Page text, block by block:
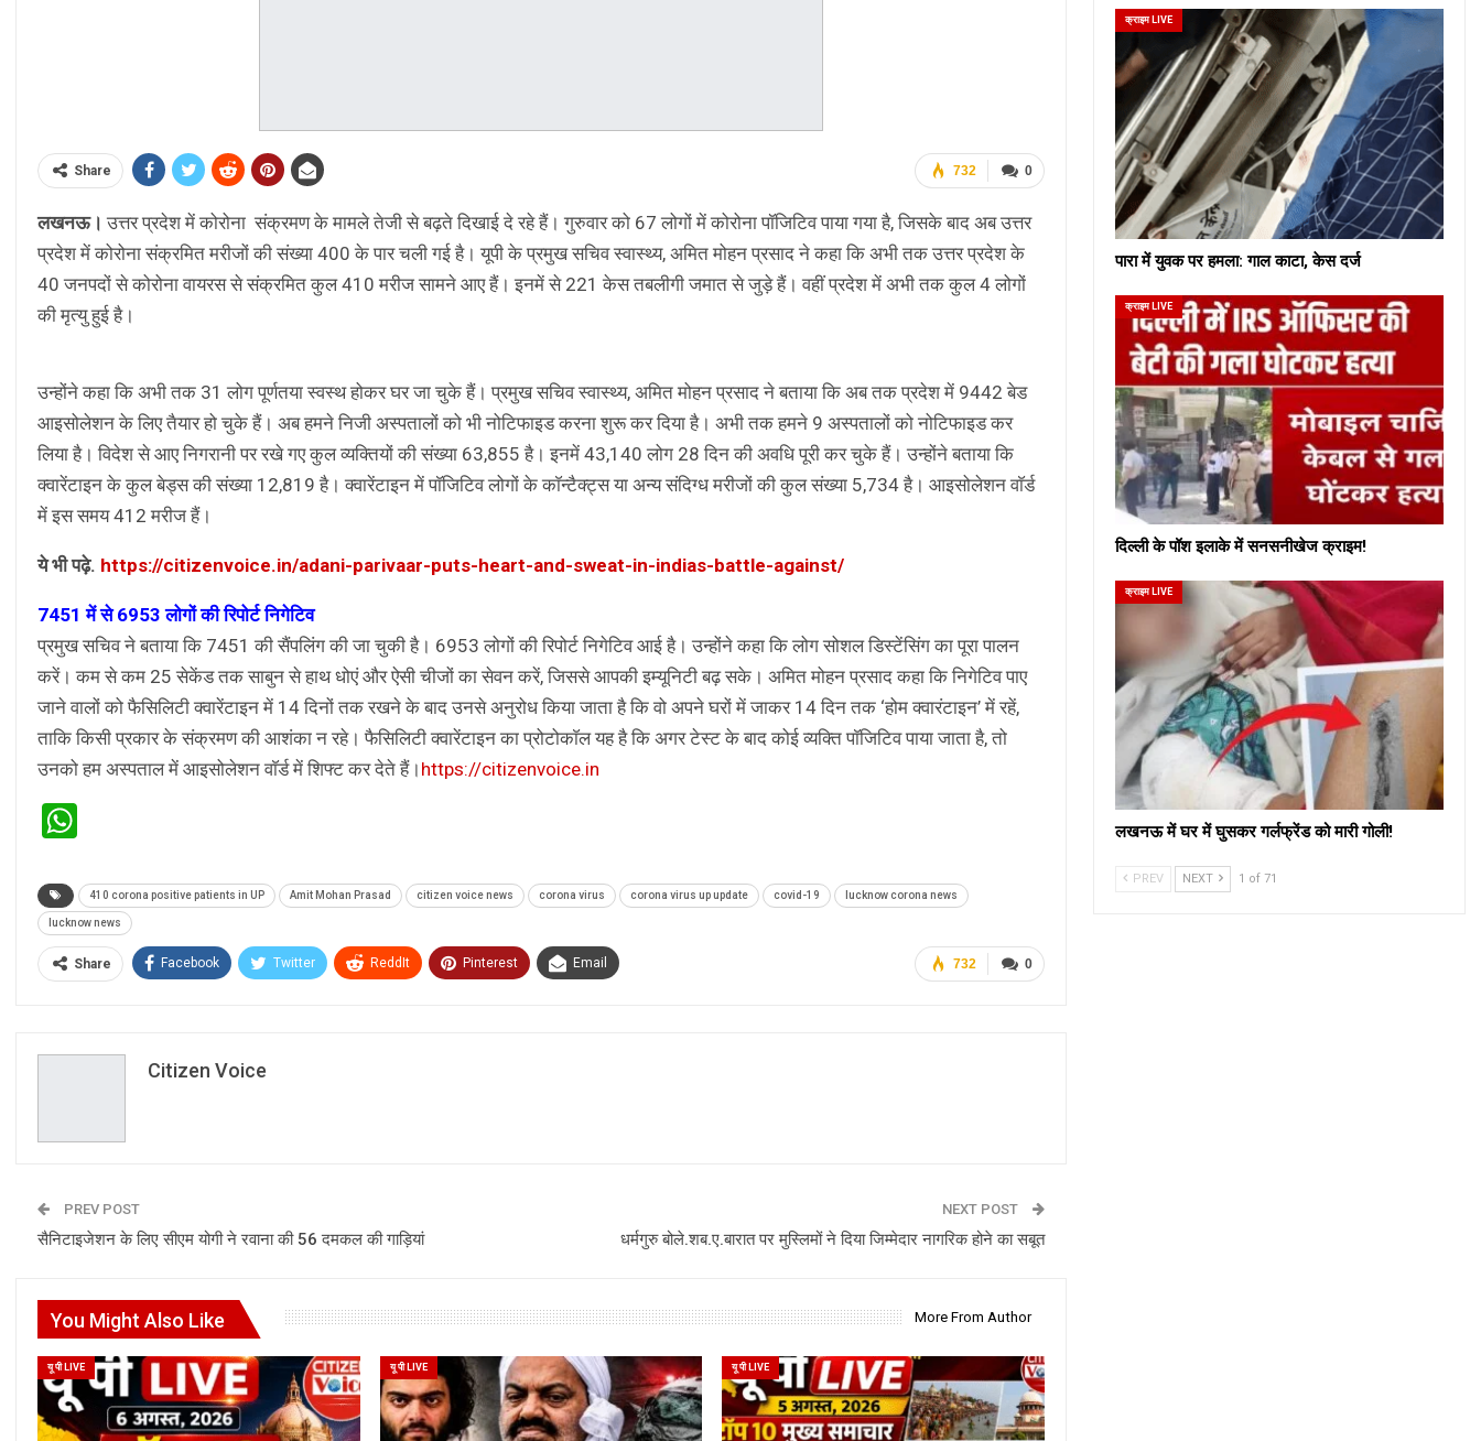
0
732
Share
लखनऊ। उत्तर प्रदेश में कोरोना संक्रमण के मामले तेजी से बढ़ते दिखाई दे रहे हैं। गुरुवार को 67 लोगों में कोरोना पॉजिटिव पाया गया है, जिसके बाद अब उत्तर
प्रदेश में कोरोना संक्रमित मरीजों की संख्या 400 के पार चली गई है। यूपी के प्रमुख सचिव स्वास्थ्य, अमित मोहन प्रसाद ने कहा कि अभी तक उत्तर प्रदेश के
40 जनपदों से कोरोना वायरस से संक्रमित कुल 410 मरीज सामने आए हैं। इनमें से 221 केस तबलीगी जमात से जुड़े हैं। वहीं प्रदेश में अभी तक कुल 4 लोगों
की मृत्यु हुई है।
उन्होंने कहा कि अभी तक 31 लोग पूर्णतया स्वस्थ होकर घर जा चुके हैं। प्रमुख सचिव स्वास्थ्य, अमित मोहन प्रसाद ने बताया कि अब तक प्रदेश में 9442 बेड
आइसोलेशन के लिए तैयार हो चुके हैं। अब हमने निजी अस्पतालों को भी नोटिफाइड करना शुरू कर दिया है। अभी तक हमने 9 अस्पतालों को नोटिफाइड कर
लिया है। विदेश से आए निगरानी पर रखे गए कुल व्यक्तियों की संख्या 63,855 है। इनमें 43,140 लोग 28 दिन की अवधि पूरी कर चुके हैं। उन्होंने बताया कि
क्वारेंटाइन के कुल बेड्स की संख्या 12,819 है। क्वारेंटाइन में पाॅजिटिव लोगों के काॅन्टैक्ट्स या अन्य संदिग्ध मरीजों की कुल संख्या 5,734 है। आइसोलेशन वाॅर्ड
में इस समय 412 मरीज हैं।
ये भी पढ़े. https://citizenvoice.in/adani-parivaar-puts-heart-and-sweat-in-indias-battle-against/
7451 में से 6953 लोगों की रिपोर्ट निगेटिव
प्रमुख सचिव ने बताया कि 7451 की सैंपलिंग की जा चुकी है। 6953 लोगों की रिपोर्ट निगेटिव आई है। उन्होंने कहा कि लोग सोशल डिस्टेंसिंग का पूरा पालन
करें। कम से कम 25 सेकेंड तक साबुन से हाथ धोएं और ऐसी चीजों का सेवन करें, जिससे आपकी इम्यूनिटी बढ़ सके। अमित मोहन प्रसाद कहा कि निगेटिव पाए
जाने वालों को फैसिलिटी क्वारेंटाइन में 14 दिनों तक रखने के बाद उनसे अनुरोध किया जाता है कि वो अपने घरों में जाकर 14 दिन तक ‘होम क्वारंटाइन’ में रहें,
ताकि किसी प्रकार के संक्रमण की आशंका न रहे। फैसिलिटी क्वारेंटाइन का प्रोटोकाॅल यह है कि अगर टेस्ट के बाद कोई व्यक्ति पाॅजिटिव पाया जाता है, तो
उनको हम अस्पताल में आइसोलेशन वाॅर्ड में शिफ्ट कर देते हैं। https://citizenvoice.in
410 corona positive patients in UP Amit Mohan Prasad citizen voice news corona virus corona virus up update covid-19 lucknow corona news
lucknow news
0
732
Share Facebook Twitter ReddIt Pinterest Email
Citizen Voice
PREV POST
सैनिटाइजेशन के लिए सीएम योगी ने रवाना की 56 दमकल की गाड़ियां
NEXT POST
धर्मगुरु बोले.शब.ए.बारात पर मुस्लिमों ने दिया जिम्मेदार नागरिक होने का सबूत
You Might Also Like More From Author
यू पी LIVE यू पी LIVE यू पी LIVE
क्राइम LIVE
पारा में युवक पर हमला: गाल काटा, केस दर्ज
क्राइम LIVE
दिल्ली के पॉश इलाके में सनसनीखेज क्राइम!
क्राइम LIVE
लखनऊ में घर में घुसकर गर्लफ्रेंड को मारी गोली!
PREV NEXT 1 of 71